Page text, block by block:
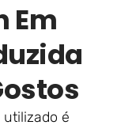
Em
é